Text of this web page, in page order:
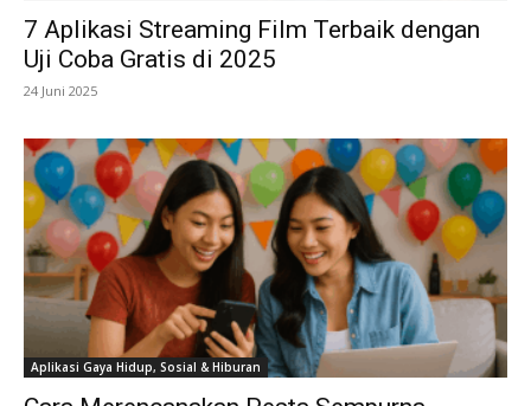
7 Aplikasi Streaming Film Terbaik dengan
Uji Coba Gratis di 2025
24 Juni 2025
Aplikasi Gaya Hidup, Sosial & Hiburan